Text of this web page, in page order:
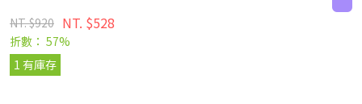
NT. $920 NT. $528
折數： 57%
1 有庫存